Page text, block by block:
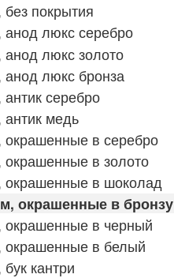
покрытия
люкс серебро
люкс золото
люкс бронза
серебро
медь
в серебро
в золото
в шоколад
окрашенные в бронзу
в черный
в белый
кантри